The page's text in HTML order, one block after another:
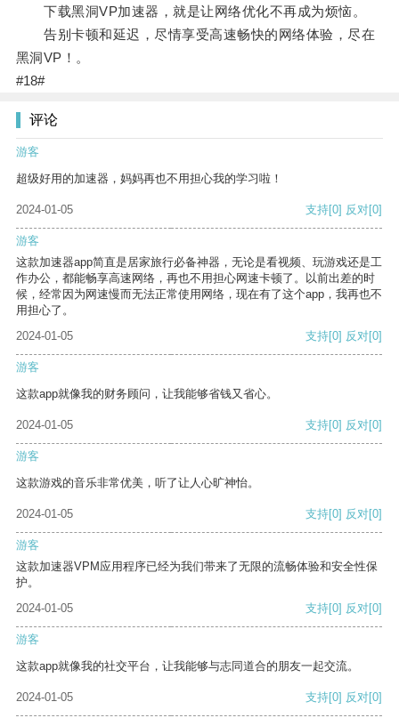
下载黑洞VP加速器，就是让网络优化不再成为烦恼。
告别卡顿和延迟，尽情享受高速畅快的网络体验，尽在
黑洞VP！。
#18#
评论
游客
超级好用的加速器，妈妈再也不用担心我的学习啦！
2024-01-05 支持[0] 反对[0]
游客
这款加速器app简直是居家旅行必备神器，无论是看视频、玩游戏还是工
作办公，都能畅享高速网络，再也不用担心网速卡顿了。以前出差的时
候，经常因为网速慢而无法正常使用网络，现在有了这个app，我再也不
用担心了。
2024-01-05
支持[0] 反对[0]
游客
这款app就像我的财务顾问，让我能够省钱又省心。
2024-01-05 支持[0] 反对[0]
游客
这款游戏的音乐非常优美，听了让人心旷神怡。
2024-01-05 支持[0] 反对[0]
游客
这款加速器VPM应用程序已经为我们带来了无限的流畅体验和安全性保
护。
2024-01-05
支持[0] 反对[0]
游客
这款app就像我的社交平台，让我能够与志同道合的朋友一起交流。
2024-01-05 支持[0] 反对[0]